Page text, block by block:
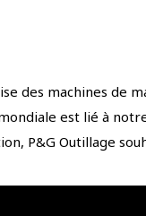
des machines de
est lié à
P&G Outillage